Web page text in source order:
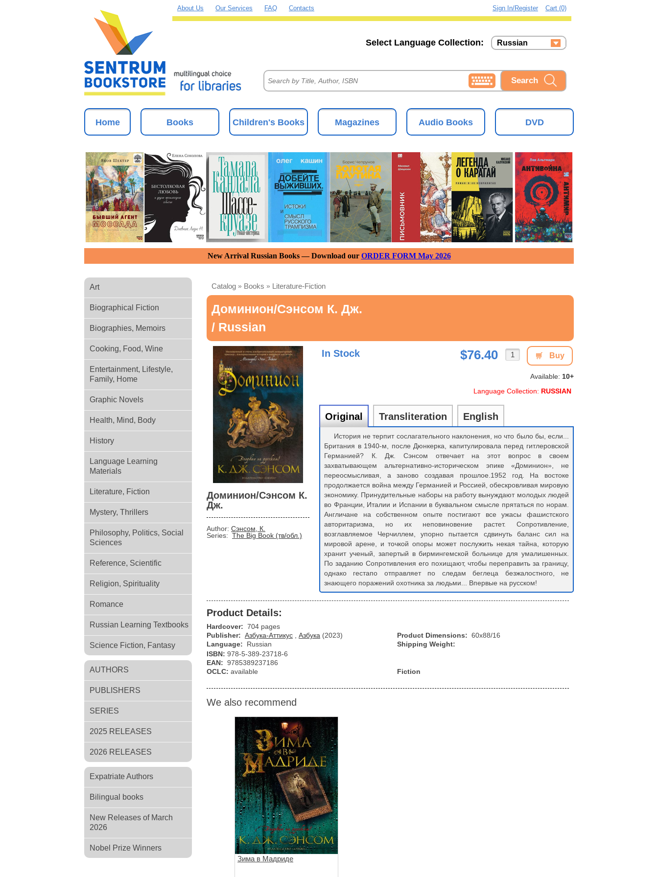
About Us Our Services FAQ Contacts Cart (0)
Sign In/Register
Russian
Ukrainian
Select Language Collection:
Home Books Children's Books Magazines Audio Books DVD
New Arrival Russian Books — Download our ORDER FORM May 2026
Art
Biographical Fiction
Biographies, Memoirs
Cooking, Food, Wine
Entertainment, Lifestyle,
Family, Home
Graphic Novels
Health, Mind, Body
History
Language Learning
Materials
Literature, Fiction
Mystery, Thrillers
Philosophy, Politics, Social
Sciences
Reference, Scientific
Religion, Spirituality
Romance
Russian Learning Textbooks
Science Fiction, Fantasy
AUTHORS
PUBLISHERS
SERIES
2025 RELEASES
2026 RELEASES
Expatriate Authors
Bilingual books
New Releases of March
2026
Nobel Prize Winners
Catalog » Books » Literature-Fiction
Доминион/Сэнсом К. Дж.
/ Russian
Доминион/Сэнсом К.
Дж.
Author: Сэнсом, К.
Series: The Big Book (тв/обл.)
In Stock Buy
$76.40
Available: 10+
Language Collection: RUSSIAN
Original Transliteration English
История не терпит сослагательного наклонения, но что было бы, если...
Британия в 1940-м, после Дюнкерка, капитулировала перед гитлеровской
Германией? К. Дж. Сэнсом отвечает на этот вопрос в своем
захватывающем альтернативно-историческом эпике «Доминион», не
переосмысливая, а заново создавая прошлое.1952 год. На востоке
продолжается война между Германией и Россией, обескровливая мировую
экономику. Принудительные наборы на работу вынуждают молодых людей
во Франции, Италии и Испании в буквальном смысле прятаться по норам.
Англичане на собственном опыте постигают все ужасы фашистского
авторитаризма, но их неповиновение растет. Сопротивление,
возглавляемое Черчиллем, упорно пытается сдвинуть баланс сил на
мировой арене, и точкой опоры может послужить некая тайна, которую
хранит ученый, запертый в бирмингемской больнице для умалишенных.
По заданию Сопротивления его похищают, чтобы переправить за границу,
однако гестапо отправляет по следам беглеца безжалостного, не
знающего поражений охотника за людьми... Впервые на русском!
Product Details:
Hardcover: 704 pages
Publisher: Азбука-Аттикус Азбука (2023)
Language:
Russian
Product Dimensions: 60x88/16
Shipping Weight:
ISBN: 978-5-389-23718-6
EAN: 9785389237186
OCLC: available Fiction
We also recommend
Зима в Мадриде